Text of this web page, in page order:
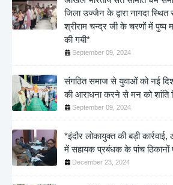
जिला उज्जैन के द्वारा नागदा
श्रीराम चन्द्र जी के चरणों में पुष्प
की गयी*
September 09, 2024
संगठित समाज से युवाओं को नई
की आराधना करने से मन को शांति
September 09, 2024
*इंदौर लोकायुक्त की बड़ी
में सहायक प्रबंधक के पांच ठिकानों
December 23, 2024